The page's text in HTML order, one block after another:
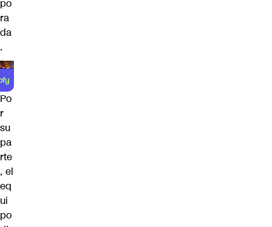
po
ra
da
.
Po
r
su
pa
rte
, el
eq
ui
po